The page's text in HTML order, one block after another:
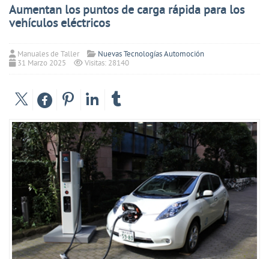
Aumentan los puntos de carga rápida para los
vehículos eléctricos
Manuales de Taller
Nuevas Tecnologías Automoción
31 Marzo 2025
Visitas: 28140